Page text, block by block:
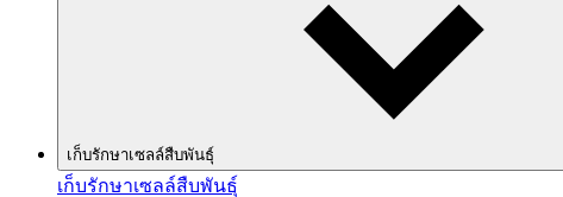
เก็บรักษาเซลล์สืบพันธุ์
เก็บรักษาเซลล์สืบพันธุ์